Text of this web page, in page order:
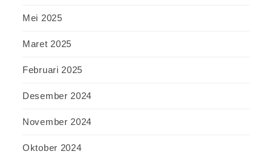
Mei 2025
Maret 2025
Februari 2025
Desember 2024
November 2024
Oktober 2024